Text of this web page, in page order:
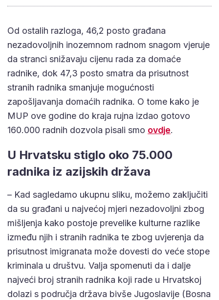
Od ostalih razloga, 46,2 posto građana
nezadovoljnih inozemnom radnom snagom vjeruje
da stranci snižavaju cijenu rada za domaće
radnike, dok 47,3 posto smatra da prisutnost
stranih radnika smanjuje mogućnosti
zapošljavanja domaćih radnika. O tome kako je
MUP ove godine do kraja rujna izdao gotovo
160.000 radnih dozvola pisali smo ovdje.
U Hrvatsku stiglo oko 75.000
radnika iz azijskih država
– Kad sagledamo ukupnu sliku, možemo zaključiti
da su građani u najvećoj mjeri nezadovoljni zbog
mišljenja kako postoje prevelike kulturne razlike
između njih i stranih radnika te zbog uvjerenja da
prisutnost imigranata može dovesti do veće stope
kriminala u društvu. Valja spomenuti da i dalje
najveći broj stranih radnika koji rade u Hrvatskoj
dolazi s područja država bivše Jugoslavije (Bosna